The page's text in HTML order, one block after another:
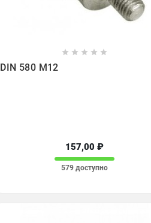
    
DIN 580 M12
157,00 ₽
579 доступно